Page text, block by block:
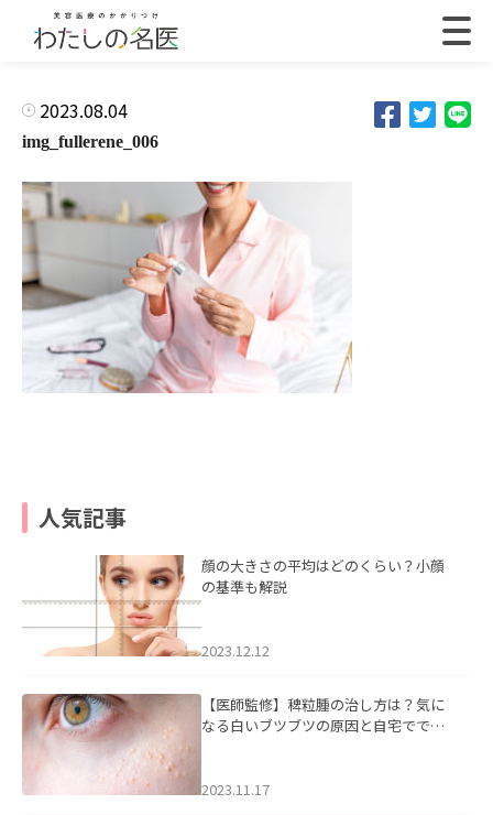
2023.08.04
img_fullerene_006
人気記事
顔の大きさの平均はどのくらい？小顔
の基準も解説
2023.12.12
【医師監修】稗粒腫の治し方は？気に
なる白いブツブツの原因と自宅ででき
2023.11.17